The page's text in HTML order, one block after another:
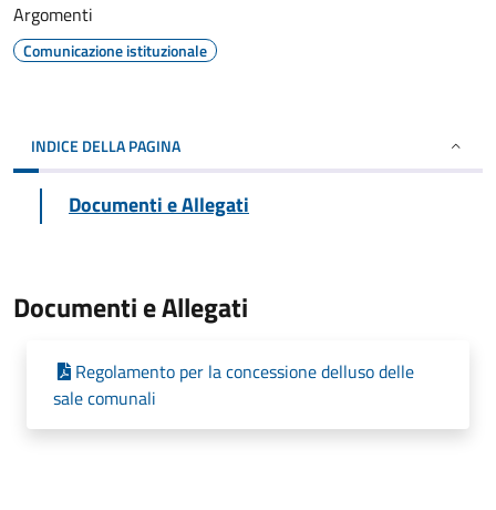
Argomenti
Comunicazione istituzionale
INDICE DELLA PAGINA
Documenti e Allegati
Documenti e Allegati
Regolamento per la concessione delluso delle
sale comunali